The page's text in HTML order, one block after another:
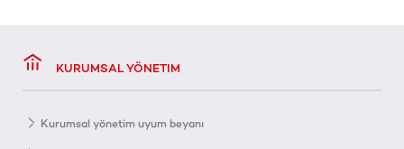
KURUMSAL YÖNETIM
Kurumsal yönetim uyum beyanı